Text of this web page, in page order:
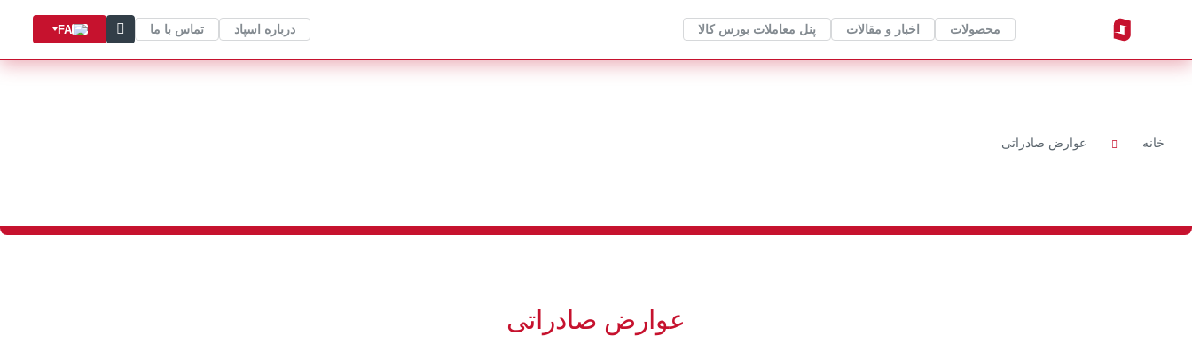
محصولات اخبار و مقالات پنل معاملات بورس کالا درباره اسپاد تماس با ما FA
خانه عوارض صادراتی
عوارض صادراتی